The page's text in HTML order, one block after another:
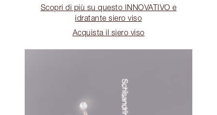
Scopri di più su questo INNOVATIVO e
idratante siero viso
Acquista il siero viso